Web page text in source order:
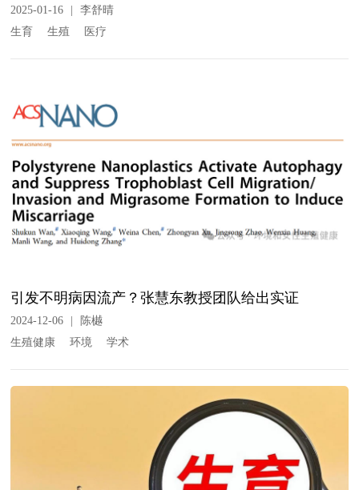
2025-01-16
李舒晴
生育
生殖 医疗
引发不明病因流产？张慧东教授团队给出实证
2024-12-06 |
陈樾
生殖健康
环境 学术